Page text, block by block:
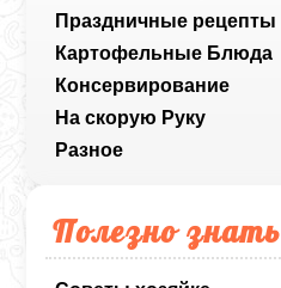
Праздничные рецепты
Картофельные Блюда
Консервирование
На скорую Руку
Разное
Полезно знать